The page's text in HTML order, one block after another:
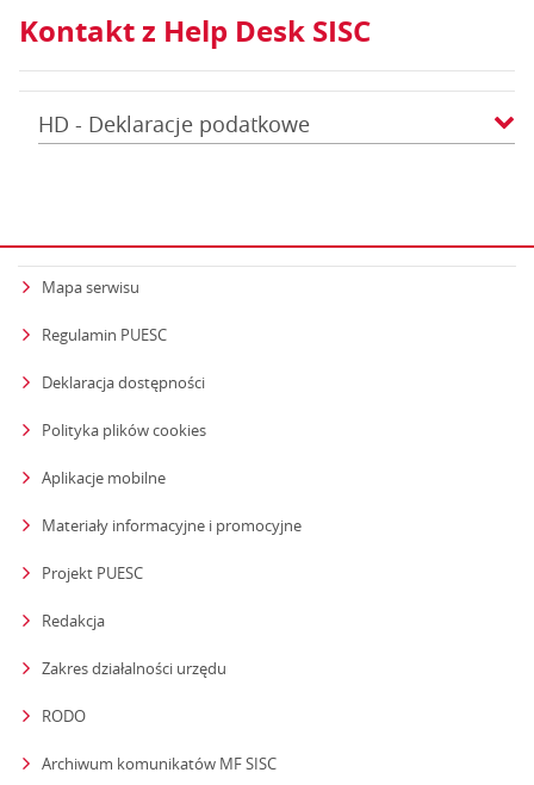
Kontakt z Help Desk SISC
HD - Deklaracje podatkowe
Mapa serwisu
Regulamin PUESC
Deklaracja dostępności
Polityka plików cookies
Aplikacje mobilne
Materiały informacyjne i promocyjne
Projekt PUESC
Redakcja
Zakres działalności urzędu
RODO
Archiwum komunikatów MF SISC